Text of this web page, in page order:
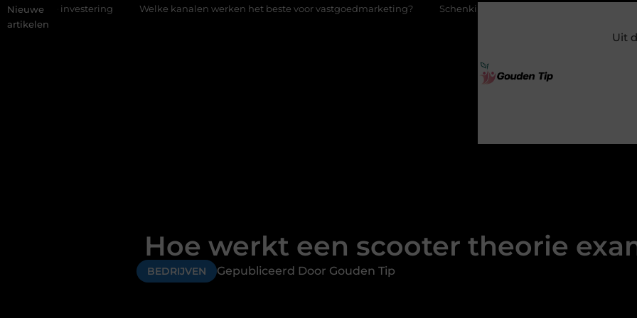
Nieuwe
artikelen
Welke kanalen werken het beste voor vastgoedmarketing? Schenking aan een goed doel: waarom geven zoveel
Uit
Hoe werkt een scooter theorie
BEDRIJVEN Gepubliceerd Door Gouden Tip